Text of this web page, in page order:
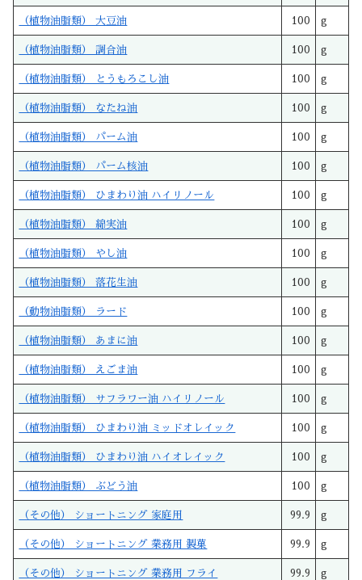
（植物油脂類） 大豆油 100 g
（植物油脂類） 調合油 100 g
（植物油脂類） とうもろこし油 100 g
（植物油脂類） なたね油 100 g
（植物油脂類） パーム油 100 g
（植物油脂類） パーム核油 100 g
（植物油脂類） ひまわり油 ハイリノール 100 g
（植物油脂類） 綿実油 100 g
（植物油脂類） やし油 100 g
（植物油脂類） 落花生油 100 g
（動物油脂類） ラード 100 g
（植物油脂類） あまに油 100 g
（植物油脂類） えごま油 100 g
（植物油脂類） サフラワー油 ハイリノール 100 g
（植物油脂類） ひまわり油 ミッドオレイック 100 g
（植物油脂類） ひまわり油 ハイオレイック 100 g
（植物油脂類） ぶどう油 100 g
（その他） ショートニング 家庭用 99.9 g
（その他） ショートニング 業務用 製菓 99.9 g
（その他） ショートニング 業務用 フライ 99.9 g